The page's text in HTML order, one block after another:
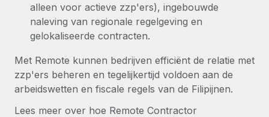
alleen voor actieve zzp'ers), ingebouwde
naleving van regionale regelgeving en
gelokaliseerde contracten.
Met Remote kunnen bedrijven efficiënt de relatie met
zzp'ers beheren en tegelijkertijd voldoen aan de
arbeidswetten en fiscale regels van de Filipijnen.
Lees meer over hoe Remote Contractor